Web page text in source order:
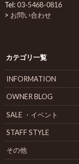
Tel: 03-5468-0816
> お問い合わせ
カテゴリ一覧
INFORMATION
OWNER BLOG
SALE ・イベント
STAFF STYLE
その他